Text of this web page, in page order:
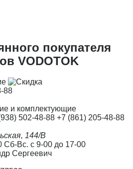
покупателя
VODOTOK
88
и комплектующие
502-48-88 +7 (861) 205-48-88
144/В
Сб-Вс. с 9-00 до 17-00
Сергеевич